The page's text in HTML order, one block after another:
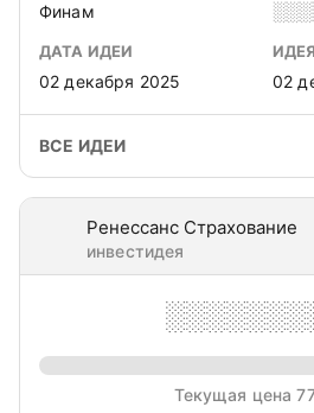
Финам
ДАТА ИДЕИ
02 декабря 2025 02
ВСЕ ИДЕИ
Ренессанс Страхование
инвестидея
Текущая цена